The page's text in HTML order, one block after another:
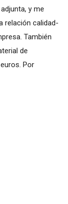
y me
relación calidad-
También
de
Por